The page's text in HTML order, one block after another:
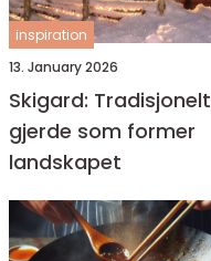
inspiration
13. January 2026
Skigard: Tradisjonelt
gjerde som former
landskapet